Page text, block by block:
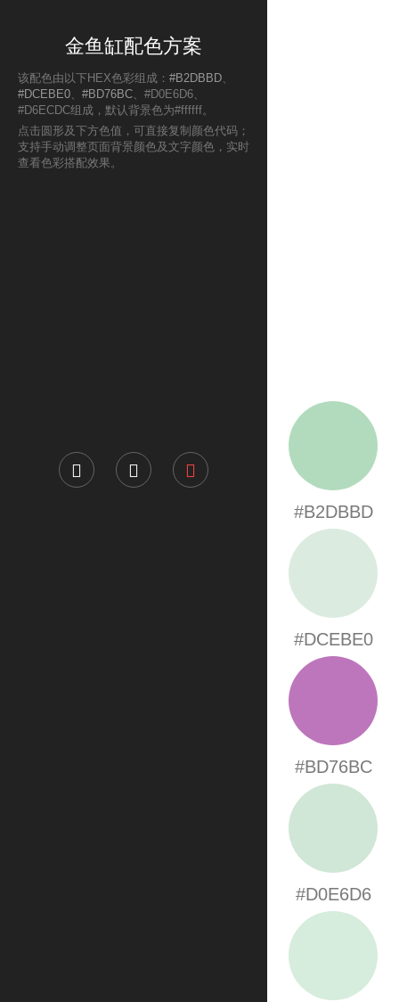
金鱼缸配色方案
该配色由以下HEX色彩组成： #B2DBBD、
#DCEBE0、 #BD76BC、#D0E6D6、
#D6ECDC组成，默认背景色为#ffffff。
点击圆形及下方色值，可直接复制颜色代码；
支持手动调整页面背景颜色及文字颜色，实时
查看色彩搭配效果。
#B2DBBD
#DCEBE0
#BD76BC
#D0E6D6